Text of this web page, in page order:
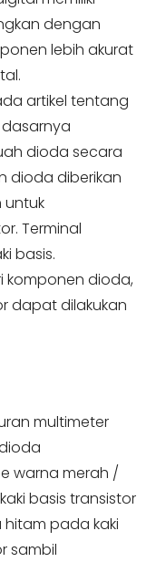
dengan
lebih akurat
artikel tentang
dioda secara
dioda diberikan
Terminal
basis.
komponen dioda,
dapat dilakukan
multimeter
warna merah /
basis transistor
pada kaki
sambil